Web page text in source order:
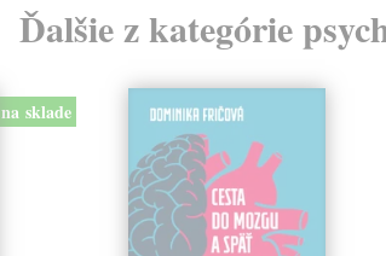
Ďalšie z kategórie
na sklade